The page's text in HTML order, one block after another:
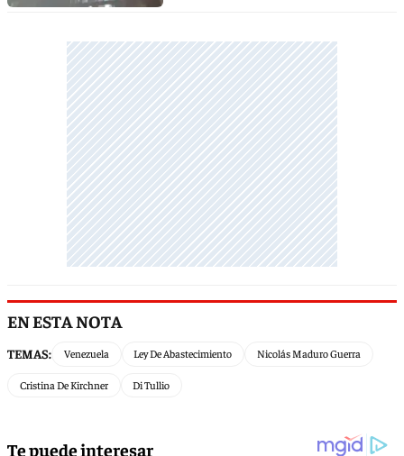
EN ESTA NOTA
TEMAS: Venezuela Ley De Abastecimiento Nicolás Maduro Guerra
Cristina De Kirchner Di Tullio